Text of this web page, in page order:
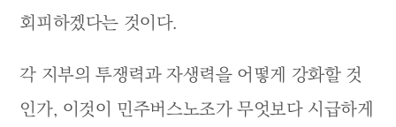
회피하겠다는 것이다.
각 지부의 투쟁력과 자생력을 어떻게 강화할 것
인가, 이것이 민주버스노조가 무엇보다 시급하게